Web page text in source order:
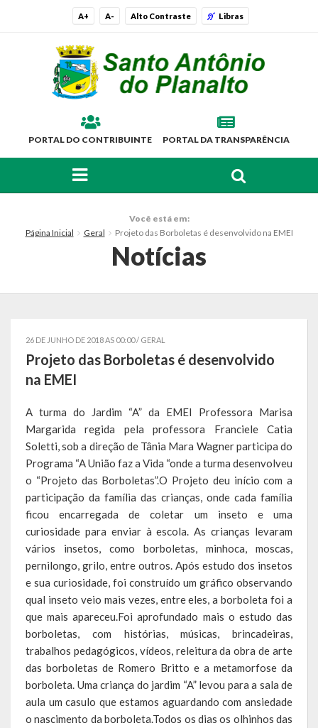
A+ A- Alto Contraste Libras
PORTAL DO CONTRIBUINTE PORTAL DA TRANSPARÊNCIA
Governo
Administração
Secretarias
Estrutura e Competências
Educação e Cultura
Obras e Viação
Saúde e Assistência Social
Desenvolvimento, Indústria, Comércio, Turismo, Trânsito e
Serviços Urbanos
Cultura e Turismo
Calendário de Eventos
Você está em:
Página Inicial
Geral Projeto das Borboletas é desenvolvido na EMEI
Notícias
26 DE JUNHO DE 2018 AS 00:00 / GERAL
Projeto das Borboletas é desenvolvido
na EMEI
A turma do Jardim “A” da EMEI Professora Marisa
Margarida regida pela professora Franciele Catia
Soletti, sob a direção de Tânia Mara Wagner participa do
Programa “A União faz a Vida “onde a turma desenvolveu
o “Projeto das Borboletas”.O Projeto deu início com a
participação da família das crianças, onde cada família
ficou encarregada de coletar um inseto e uma
curiosidade para enviar à escola. As crianças levaram
vários insetos, como borboletas, minhoca, moscas,
pernilongo, grilo, entre outros. Após estudo dos insetos
e sua curiosidade, foi construído um gráfico observando
qual inseto veio mais vezes, entre eles, a borboleta foi a
que mais apareceu.Foi aprofundado mais o estudo das
borboletas, com histórias, músicas, brincadeiras,
trabalhos pedagógicos, vídeos, releitura da obra de arte
das borboletas de Romero Britto e a metamorfose da
borboleta. Uma criança do jardim “A” levou para a sala de
aula um casulo que estamos aguardando com ansiedade
o nascimento da borboleta.Todos os dias os olhinhos das